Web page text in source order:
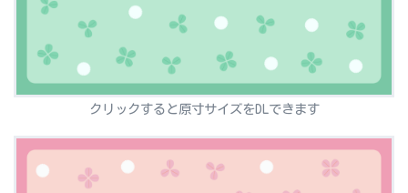
クリックすると原寸サイズをDLできます